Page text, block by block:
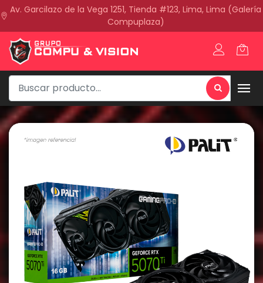
Av. Garcilazo de la Vega 1251, Tienda #123, Lima, Lima (Galería
Compuplaza)